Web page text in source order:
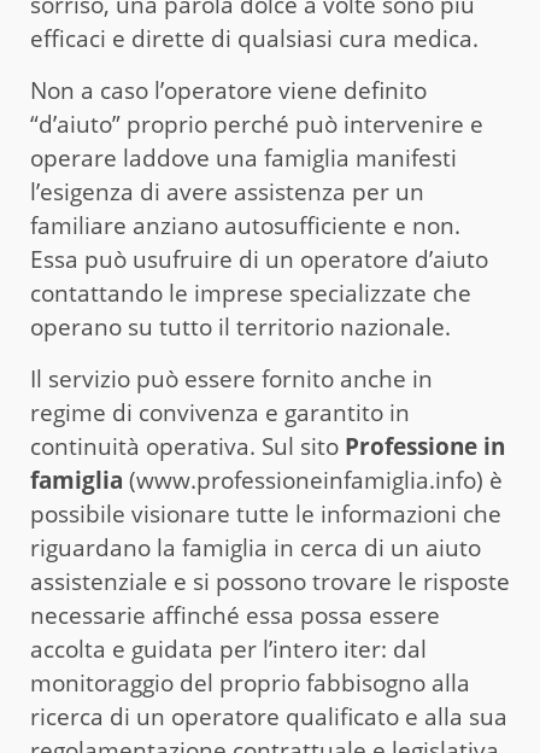
efficaci e dirette di qualsiasi cura medica.
Non a caso l’operatore viene definito
“d’aiuto” proprio perché può intervenire e
operare laddove una famiglia manifesti
l’esigenza di avere assistenza per un
familiare anziano autosufficiente e non.
Essa può usufruire di un operatore d’aiuto
contattando le imprese specializzate che
operano su tutto il territorio nazionale.
Il servizio può essere fornito anche in
regime di convivenza e garantito in
continuità operativa. Sul sito Professione in
famiglia (www.professioneinfamiglia.info) è
possibile visionare tutte le informazioni che
riguardano la famiglia in cerca di un aiuto
assistenziale e si possono trovare le risposte
necessarie affinché essa possa essere
accolta e guidata per l’intero iter: dal
monitoraggio del proprio fabbisogno alla
ricerca di un operatore qualificato e alla sua